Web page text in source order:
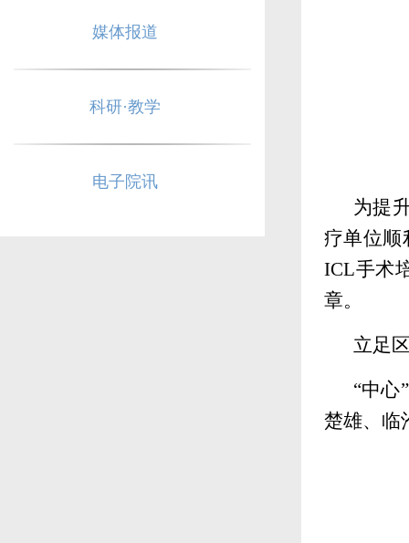
媒体报道
科研·教学
电子院讯
为提
疗单位顺
ICL手术
章。
立足
“中心
楚雄、临